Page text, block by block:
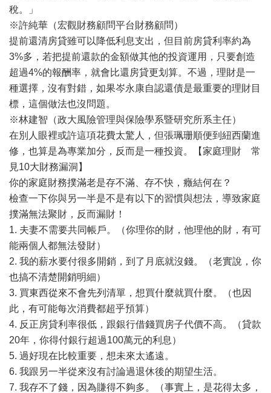
稅。」
※許純華（宏觀財務顧問平台財務顧問）
提前還清房貸雖可以降低利息支出，但目前房貸利率約為
3%多，若把提前還款的金額做其他的投資運用，只要創造
超過4%的報酬率，就會比還房貸更划算。不過，理財是一
種選擇，沒有對錯，如果岑永康自認還債是最重要的理財目
標，這個做法也沒問題。
※林建智（政大風險管理與保險學系暨研究所系主任）
在別人眼裡或許這項花費太驚人，但張珮珊順便到紐西蘭進
修，也算是為專業加分，反而是一種投資。【家庭理財 常
見10大財務漏洞】
你的家庭財務撲滿老是存不滿、存不快，癥結何在？
檢查一下你與另一半是不是有以下的習慣與想法，導致家庭
撲滿無法聚財，反而漏財！
1. 夫妻不需要共同帳戶。（你理你的財，他理他的財，有可
能兩個人都無法發財）
2. 我的薪水要付很多開銷，到了月底就沒錢。（老實說，你
也搞不清楚開銷明細）
3. 買東西從來不會先列清單，想買什麼就買什麼。（也因
此，有可能每次消費都超乎預算）
4. 反正房貸利率很低，跟銀行借錢買房子代價不高。（貸款
20年，你得付銀行超過100萬元的利息）
5. 過好現在比較重要，想未來太遙遠。
6. 我跟另一半從來沒有討論過退休後的期望生活。
7. 我存不了錢，因為賺得不夠多。（事實上，是花得太多，